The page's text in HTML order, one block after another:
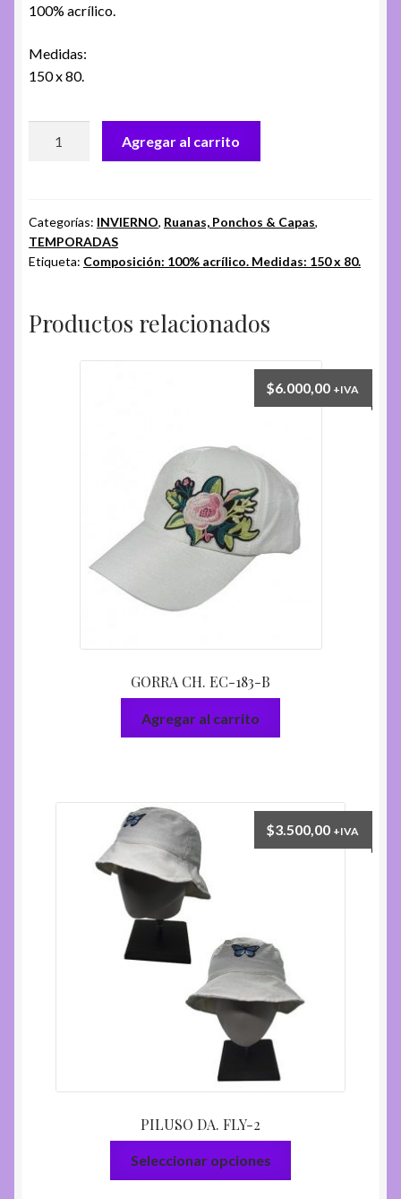
100% acrílico.
Medidas:
150 x 80.
2
cantidad
Agregar al carrito
Categorías: INVIERNO, Ruanas, Ponchos & Capas,
TEMPORADAS
Etiqueta: Composición: 100% acrílico. Medidas: 150 x 80.
Productos relacionados
GORRA CH. EC-183-B
$6.000,00 +IVA
Agregar al carrito
PILUSO DA. FLY-2
$3.500,00 +IVA
Seleccionar opciones